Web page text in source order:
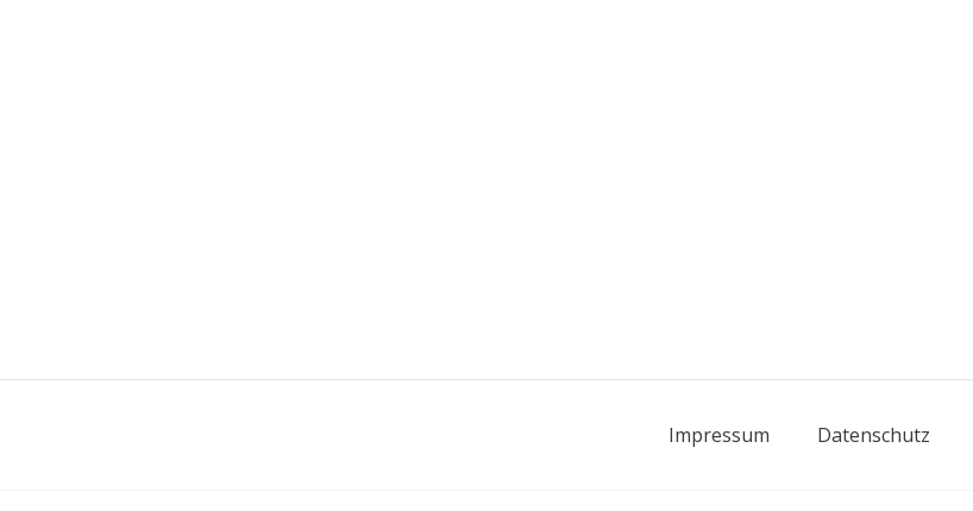
Impressum Datenschutz